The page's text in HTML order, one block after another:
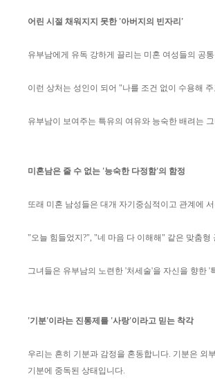
어린 시절 채워지지 못한 '아버지의 빈자리'
유부남에게 유독 강하게 끌리는 미혼 여성들의 공
이런 상처는 성인이 되어 "나를 조건 없이 수용해
유부남이 보여주는 특유의 여유와 능숙한 배려는
미혼남은 줄 수 없는 '능숙한 다정함'의 함정
또래 미혼 남성들은 대개 자기중심적이고 관계에
"오늘 힘들었지?", "네 마음 다 이해해" 같은 맞춤
그녀들은 유부남의 노련한 '처세술'을 자신을 향한
'기분'이라는 진통제를 '사랑'이라고 믿는 착각
우리는 흔히 기분과 감정을 혼동합니다. 기분은 외
기분에 중독된 상태입니다.